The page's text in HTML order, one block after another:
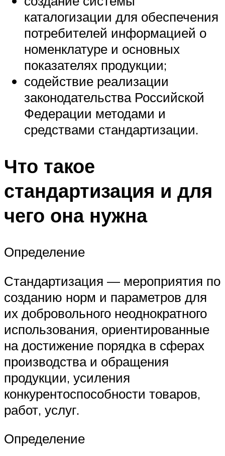
каталогизации для обеспечения
потребителей информацией о
номенклатуре и основных
показателях продукции;
содействие реализации
законодательства Российской
Федерации методами и
средствами стандартизации.
Что такое
стандартизация и для
чего она нужна
Определение
Стандартизация — мероприятия по
созданию норм и параметров для
их добровольного неоднократного
использования, ориентированные
на достижение порядка в сферах
производства и обращения
продукции, усиления
конкурентоспособности товаров,
работ, услуг.
Определение